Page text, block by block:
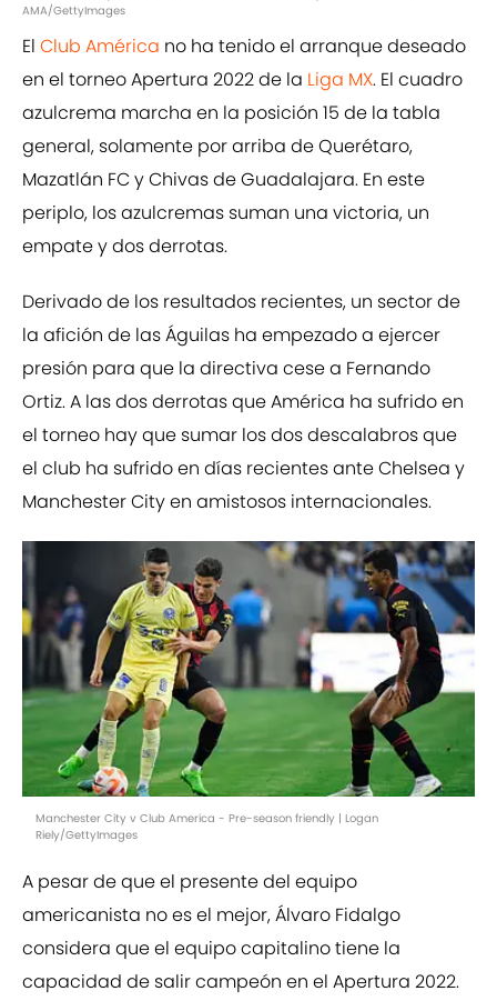
AMA/GettyImages
El Club América no ha tenido el arranque deseado
en el torneo Apertura 2022 de la Liga MX. El cuadro
azulcrema marcha en la posición 15 de la tabla
general, solamente por arriba de Querétaro,
Mazatlán FC y Chivas de Guadalajara. En este
periplo, los azulcremas suman una victoria, un
empate y dos derrotas.
Derivado de los resultados recientes, un sector de
la afición de las Águilas ha empezado a ejercer
presión para que la directiva cese a Fernando
Ortiz. A las dos derrotas que América ha sufrido en
el torneo hay que sumar los dos descalabros que
el club ha sufrido en días recientes ante Chelsea y
Manchester City en amistosos internacionales.
Manchester City v Club America - Pre-season friendly | Logan
Riely/GettyImages
A pesar de que el presente del equipo
americanista no es el mejor, Álvaro Fidalgo
considera que el equipo capitalino tiene la
capacidad de salir campeón en el Apertura 2022.